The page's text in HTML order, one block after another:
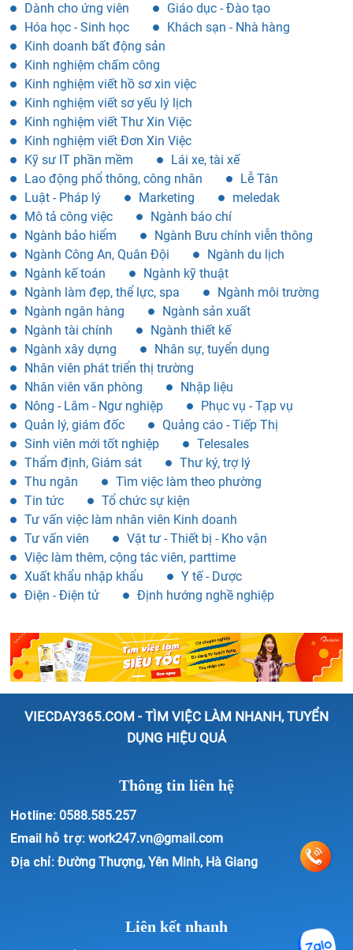
Dành cho ứng viên
Giáo dục - Đào tạo
Hóa học - Sinh học
Khách sạn - Nhà hàng
Kinh doanh bất động sản
Kinh nghiệm chấm công
Kinh nghiệm viết hồ sơ xin việc
Kinh nghiệm viết sơ yếu lý lịch
Kinh nghiệm viết Thư Xin Việc
Kinh nghiệm viết Đơn Xin Việc
Kỹ sư IT phần mềm
Lái xe, tài xế
Lao động phổ thông, công nhân
Lễ Tân
Luật - Pháp lý
Marketing
meledak
Mô tả công việc
Ngành báo chí
Ngành bảo hiểm
Ngành Bưu chính viễn thông
Ngành Công An, Quân Đội
Ngành du lịch
Ngành kế toán
Ngành kỹ thuật
Ngành làm đẹp, thể lực, spa
Ngành môi trường
Ngành ngân hàng
Ngành sản xuất
Ngành tài chính
Ngành thiết kế
Ngành xây dựng
Nhân sự, tuyển dụng
Nhân viên phát triển thị trường
Nhân viên văn phòng
Nhập liệu
Nông - Lâm - Ngư nghiệp
Phục vụ - Tạp vụ
Quản lý, giám đốc
Quảng cáo - Tiếp Thị
Sinh viên mới tốt nghiệp
Telesales
Thẩm định, Giám sát
Thư ký, trợ lý
Thu ngân
Tìm việc làm theo phường
Tin tức
Tổ chức sự kiện
Tư vấn việc làm nhân viên Kinh doanh
Tư vấn viên
Vật tư - Thiết bị - Kho vận
Việc làm thêm, cộng tác viên, parttime
Xuất khẩu nhập khẩu
Y tế - Dược
Điện - Điện tử
Định hướng nghề nghiệp
VIECDAY365.COM - TÌM VIỆC LÀM NHANH, TUYỂN
DỤNG HIỆU QUẢ
Thông tin liên hệ
Hotline: 0588.585.257
Email hỗ trợ: work247.vn@gmail.com
Địa chỉ: Đường Thượng, Yên Minh, Hà Giang
Liên kết nhanh